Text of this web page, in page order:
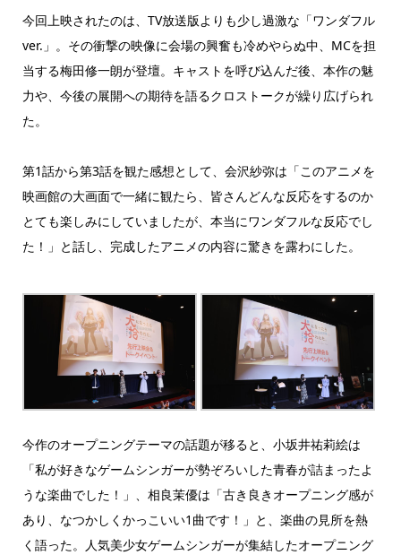
今回上映されたのは、TV放送版よりも少し過激な「ワンダフル
ver.」。その衝撃の映像に会場の興奮も冷めやらぬ中、MCを担
当する梅田修一朗が登壇。キャストを呼び込んだ後、本作の魅
力や、今後の展開への期待を語るクロストークが繰り広げられ
た。
第1話から第3話を観た感想として、会沢紗弥は「このアニメを
映画館の大画面で一緒に観たら、皆さんどんな反応をするのか
とても楽しみにしていましたが、本当にワンダフルな反応でし
た！」と話し、完成したアニメの内容に驚きを露わにした。
今作のオープニングテーマの話題が移ると、小坂井祐莉絵は
「私が好きなゲームシンガーが勢ぞろいした青春が詰まったよ
うな楽曲でした！」、相良茉優は「古き良きオープニング感が
あり、なつかしくかっこいい1曲です！」と、楽曲の見所を熱
く語った。人気美少女ゲームシンガーが集結したオープニング